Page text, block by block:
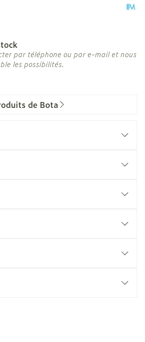
par téléphone ou par e-mail et nous
les possibilités.
de Bota